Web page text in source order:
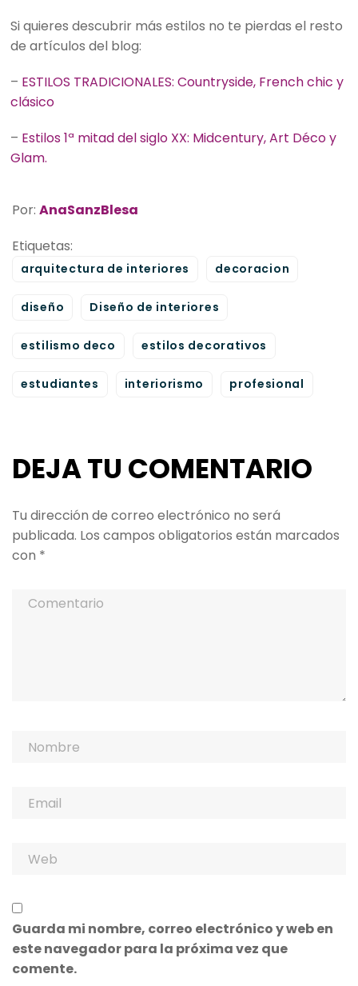
Si quieres descubrir más estilos no te pierdas el resto
de artículos del blog:
– ESTILOS TRADICIONALES: Countryside, French chic y
clásico
– Estilos 1ª mitad del siglo XX: Midcentury, Art Déco y
Glam.
Por: AnaSanzBlesa
Etiquetas:
arquitectura de interiores decoracion
diseño Diseño de interiores
estilismo deco estilos decorativos
estudiantes interiorismo profesional
DEJA TU COMENTARIO
Tu dirección de correo electrónico no será
publicada. Los campos obligatorios están marcados
con *
Guarda mi nombre, correo electrónico y web en
este navegador para la próxima vez que
comente.